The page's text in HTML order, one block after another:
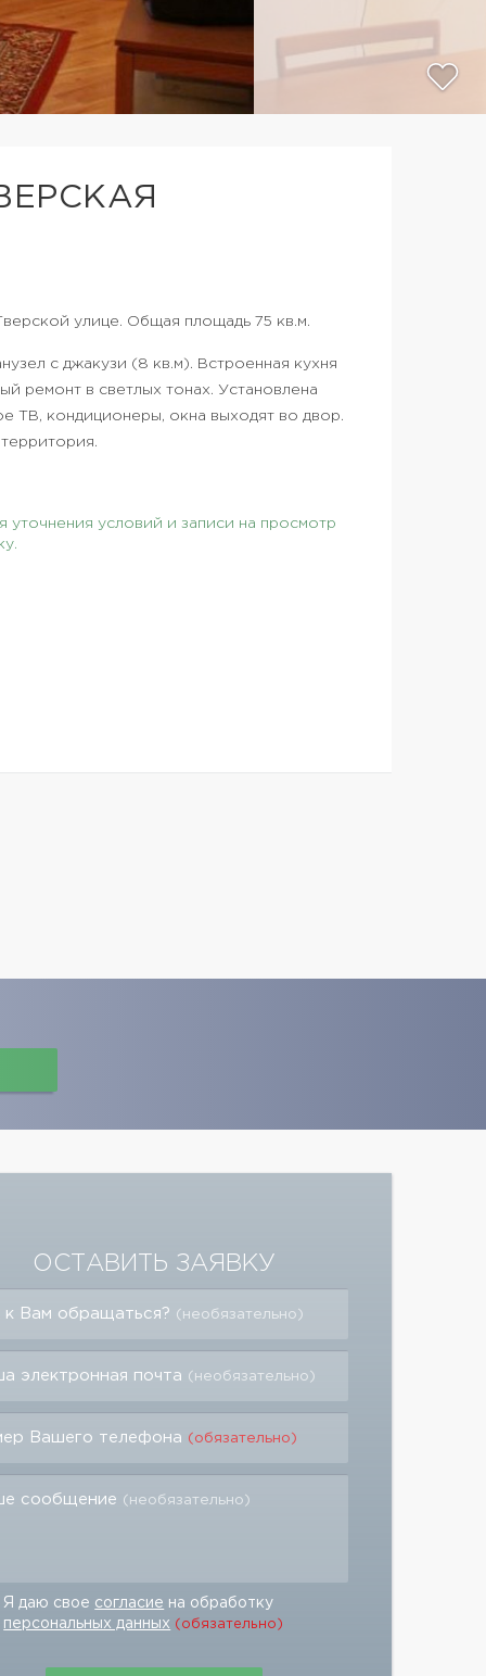
улице. Общая площадь 75 кв.м.
с джакузи (8 кв.м). Встроенная кухня
ремонт в светлых тонах. Установлена
ТВ, кондиционеры, окна выходят во двор.
условий и записи на просмотр
ОСТАВИТЬ ЗАЯВКУ
к Вам обращаться? (необязательно)
электронная почта (необязательно)
Вашего телефона (обязательно)
сообщение (необязательно)
Я даю свое согласие на обработку
персональных данных (обязательно)